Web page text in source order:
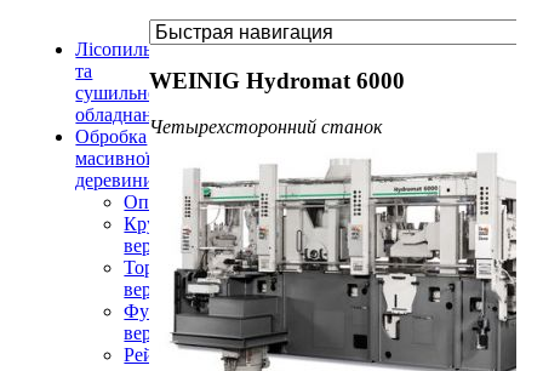
Лісопильне
та
сушильне
обладнання
Обробка
масивної
деревини
Оптимізатори
Круглопилкові
верстати
Торцювальні
верстати
Фугувальні
верстати
Рейсмусові
WEINIG Hydromat 6000
Четырехсторонний станок